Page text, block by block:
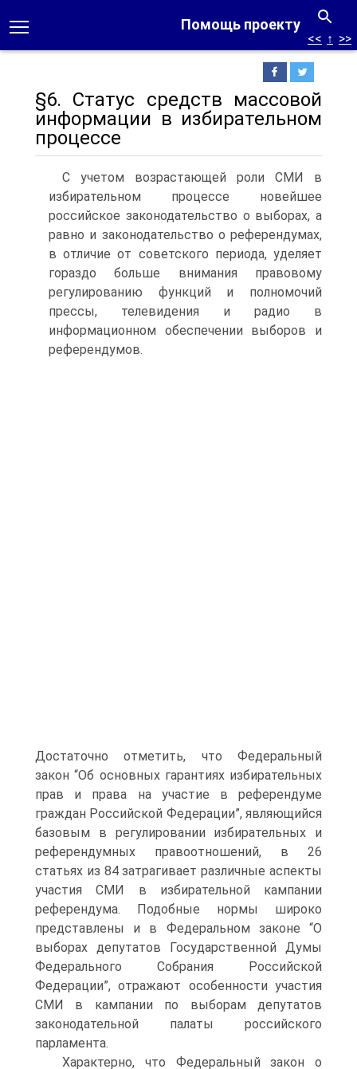
Помощь проекту
<< ↑ >>
§6. Статус средств массовой
информации в избирательном
процессе
С учетом возрастающей роли СМИ в
избирательном процессе новейшее
российское законодательство о выборах, а
равно и законодательство о референдумах,
в отличие от советского периода, уделяет
гораздо больше внимания правовому
регулированию функций и полномочий
прессы, телевидения и радио в
информационном обеспечении выборов и
референдумов.
Достаточно отметить, что Федеральный
закон “Об основных гарантиях избирательных
прав и права на участие в референдуме
граждан Российской Федерации”, являющийся
базовым в регулировании избирательных и
референдумных правоотношений, в 26
статьях из 84 затрагивает различные аспекты
участия СМИ в избирательной кампании
референдума. Подобные нормы широко
представлены и в Федеральном законе “О
выборах депутатов Государственной Думы
Федерального Собрания Российской
Федерации”, отражают особенности участия
СМИ в кампании по выборам депутатов
законодательной палаты российского
парламента.
Характерно, что Федеральный закон о